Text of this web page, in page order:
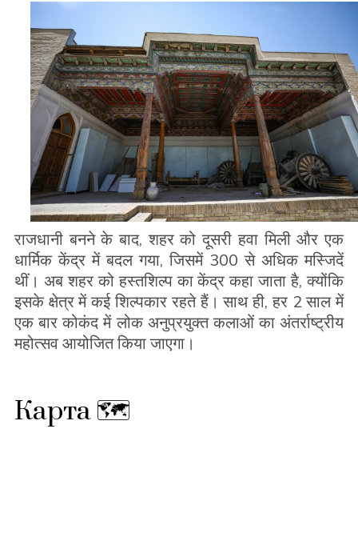
राजधानी बनने के बाद, शहर को दूसरी हवा मिली और एक
धार्मिक केंद्र में बदल गया, जिसमें 300 से अधिक मस्जिदें
थीं। अब शहर को हस्तशिल्प का केंद्र कहा जाता है, क्योंकि
इसके क्षेत्र में कई शिल्पकार रहते हैं। साथ ही, हर 2 साल में
एक बार कोकंद में लोक अनुप्रयुक्त कलाओं का अंतर्राष्ट्रीय
महोत्सव आयोजित किया जाएगा।
Карта 🗺